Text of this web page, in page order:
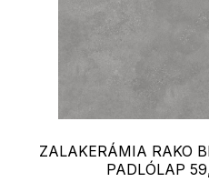
ZALAKERÁMIA RAKO
PADLÓLAP